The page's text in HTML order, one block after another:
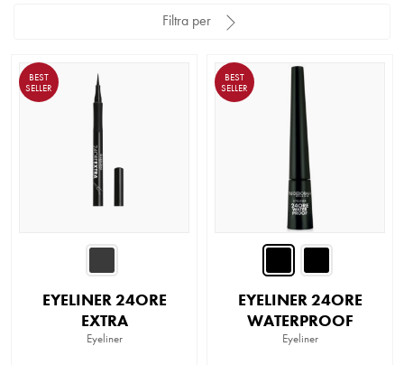
Filtra per
BEST
SELLER
EYELINER 24ORE
EXTRA
Eyeliner
BEST
SELLER
EYELINER 24ORE
WATERPROOF
Eyeliner